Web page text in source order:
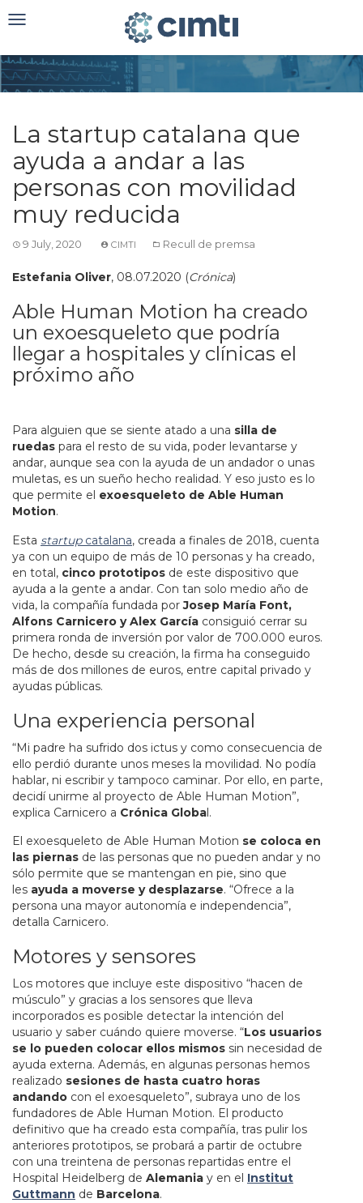
Toggle
La startup catalana que
ayuda a andar a las
personas con movilidad
muy reducida
9 July, 2020 CIMTI Recull de premsa
Estefania Oliver, 08.07.2020 (Crónica)
Able Human Motion ha creado
un exoesqueleto que podría
llegar a hospitales y clínicas el
próximo año
Para alguien que se siente atado a una silla de
ruedas para el resto de su vida, poder levantarse y
andar, aunque sea con la ayuda de un andador o unas
muletas, es un sueño hecho realidad. Y eso justo es lo
que permite el exoesqueleto de Able Human
Motion.
Esta startupcatalana, creada a finales de 2018, cuenta
ya con un equipo de más de 10 personas y ha creado,
en total, cinco prototipos de este dispositivo que
ayuda a la gente a andar. Con tan solo medio año de
vida, la compañía fundada porJosep María Font,
Alfons Carnicero y Alex García consiguió cerrar su
primera ronda de inversión por valor de 700.000 euros.
De hecho, desde su creación, la firma ha conseguido
más de dos millones de euros, entre capital privado y
ayudas públicas.
Una experiencia personal
“Mi padre ha sufrido dos ictus y como consecuencia de
ello perdió durante unos meses la movilidad. No podía
hablar, ni escribir y tampoco caminar. Por ello, en parte,
decidí unirme al proyecto de Able Human Motion”,
explica Carnicero a Crónica Global.
El exoesqueleto de Able Human Motion se coloca en
las piernas de las personas que no pueden andar y no
sólo permite que se mantengan en pie, sino que
les ayuda a moverse y desplazarse. “Ofrece a la
persona una mayor autonomía e independencia”,
detalla Carnicero.
Motores y sensores
Los motores que incluye este dispositivo “hacen de
músculo” y gracias a los sensores que lleva
incorporados es posible detectar la intención del
usuario y saber cuándo quiere moverse. “Los usuarios
se lo pueden colocar ellos mismos sin necesidad de
ayuda externa. Además, en algunas personas hemos
realizado sesiones de hasta cuatro horas
andando con el exoesqueleto”, subraya uno de los
fundadores de Able Human Motion. El producto
definitivo que ha creado esta compañía, tras pulir los
anteriores prototipos, se probará a partir de octubre
con una treintena de personas repartidas entre el
Hospital Heidelberg de Alemania y en el Institut
Guttmann de Barcelona.